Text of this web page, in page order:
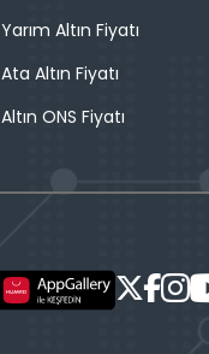
Yarım Altın Fiyatı
Ata Altın Fiyatı
Altın ONS Fiyatı